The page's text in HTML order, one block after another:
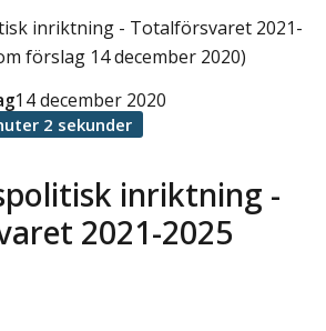
inriktning - Totalförsvaret 2021-
förslag 14 december 2020)
inriktning -
2021-2025
14 december 2020
2 sekunder